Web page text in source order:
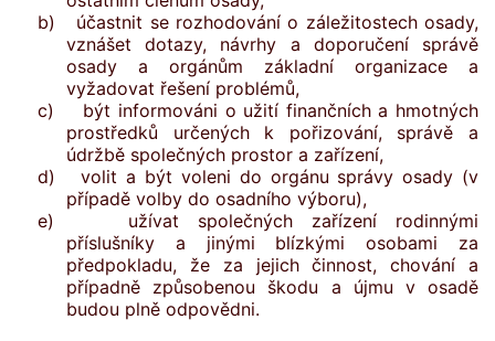
b) účastnit se rozhodování o záležitostech osady,
vznášet dotazy, návrhy a doporučení správě
osady a orgánům základní organizace a
vyžadovat řešení problémů,
c) být informováni o užití finančních a hmotných
prostředků určených k pořizování, správě a
údržbě společných prostor a zařízení,
d) volit a být voleni do orgánu správy osady (v
případě volby do osadního výboru),
e) užívat společných zařízení rodinnými
příslušníky a jinými blízkými osobami za
předpokladu, že za jejich činnost, chování a
případně způsobenou škodu a újmu v osadě
budou plně odpovědni.